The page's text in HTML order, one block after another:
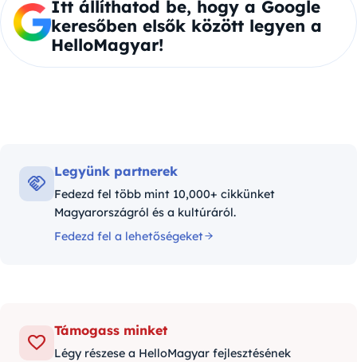
Itt állíthatod be, hogy a Google
keresőben elsők között legyen a
HelloMagyar!
Legyünk partnerek
Fedezd fel több mint 10,000+ cikkünket
Magyarországról és a kultúráról.
Fedezd fel a lehetőségeket
Támogass minket
Légy részese a HelloMagyar fejlesztésének